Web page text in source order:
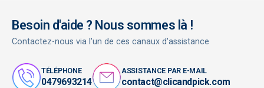
Besoin d'aide ? Nous sommes là !
Contactez-nous via l'un de ces canaux d'assistance
TÉLÉPHONE
0479693214
ASSISTANCE PAR E-MAIL
contact@clicandpick.com